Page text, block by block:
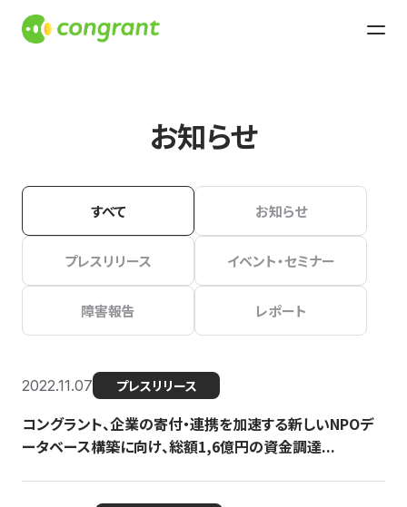
お知らせ
すべて お知らせ
プレスリリース イベント・セミナー
障害報告 レポート
2022.11.07 プレスリリース
コングラント、企業の寄付・連携を加速する新しいNPOデ
ータベース構築に向け、総額1,6億円の資金調達...